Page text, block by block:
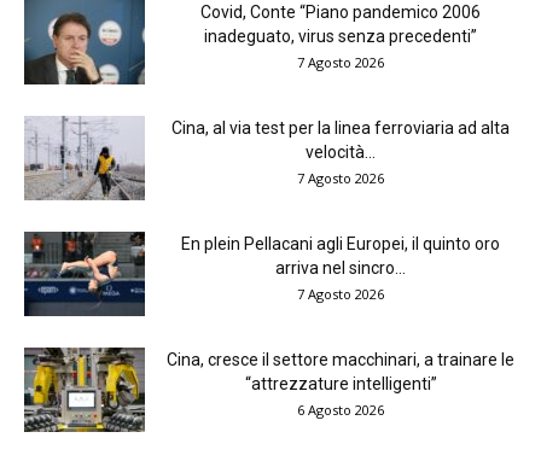
Covid, Conte “Piano pandemico 2006
inadeguato, virus senza precedenti”
7 Agosto 2026
Cina, al via test per la linea ferroviaria ad alta
velocità...
7 Agosto 2026
En plein Pellacani agli Europei, il quinto oro
arriva nel sincro...
7 Agosto 2026
Cina, cresce il settore macchinari, a trainare le
“attrezzature intelligenti”
6 Agosto 2026